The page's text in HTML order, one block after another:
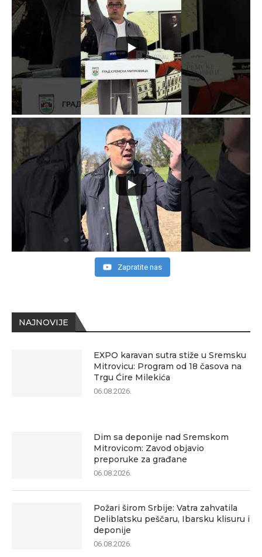
NAJNOVIJE
EXPO karavan sutra stiže u Sremsku
Mitrovicu: Program od 18 časova na
Trgu Ćire Milekića
06.08.2026.
Dim sa deponije nad Sremskom
Mitrovicom: Zavod objavio
preporuke za građane
06.08.2026.
Požari širom Srbije: Vatra zahvatila
Deliblatsku peščaru, Ibarsku klisuru i
deponije
06.08.2026.
Zapratite nas